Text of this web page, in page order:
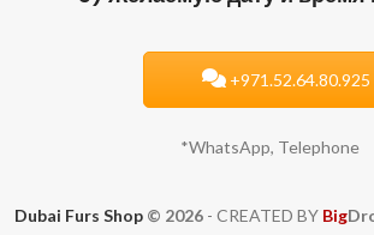
+971.52.64.80.925
*WhatsApp, Telephone
Dubai Furs Shop © 2026 - CREATED BY Big